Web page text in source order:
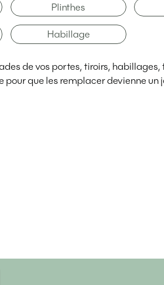
Plinthes
Habillage
de vos portes, tiroirs, habillages,
que les remplacer devienne un